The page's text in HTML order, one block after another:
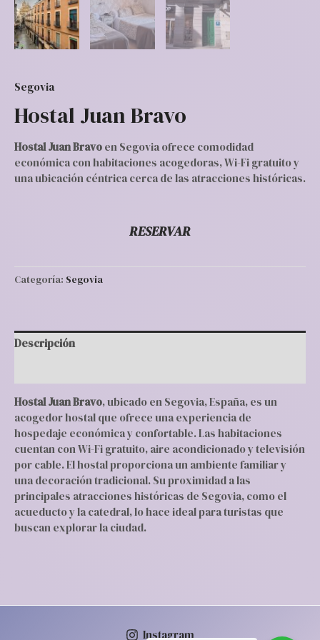
Segovia
Hostal Juan Bravo
Hostal Juan Bravoen Segovia ofrece comodidad
económica con habitaciones acogedoras, Wi-Fi gratuito y
una ubicación céntrica cerca de las atracciones históricas.
RESERVAR
Categoría: Segovia
Descripción
Hostal Juan Bravo, ubicado en Segovia, España, es un
acogedor hostal que ofrece una experiencia de
hospedaje económica y confortable. Las habitaciones
cuentan con Wi-Fi gratuito, aire acondicionado y televisión
por cable. El hostal proporciona un ambiente familiar y
una decoración tradicional. Su proximidad a las
principales atracciones históricas de Segovia, como el
acueducto y la catedral, lo hace ideal para turistas que
buscan explorar la ciudad.
Instagram